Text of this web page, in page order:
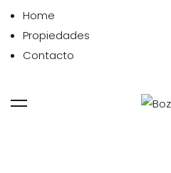
Home
Propiedades
Contacto